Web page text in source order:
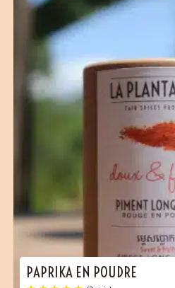
(4 avis)
PAPRIKA EN POUDRE